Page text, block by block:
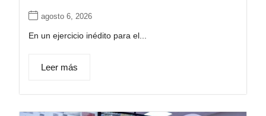
agosto 6, 2026
En un ejercicio inédito para el...
Leer más